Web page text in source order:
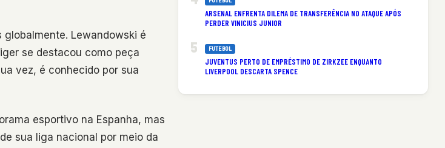
Lewandowski é
se destacou como peça
vez, é conhecido por sua
esportivo na Espanha, mas
sua liga nacional por meio da
ARSENAL ENFRENTA DILEMA DE TRANSFERÊNCIA NO ATAQUE APÓS
PERDER VINICIUS JUNIOR
FUTEBOL
JUVENTUS PERTO DE EMPRÉSTIMO DE ZIRKZEE ENQUANTO
LIVERPOOL DESCARTA SPENCE